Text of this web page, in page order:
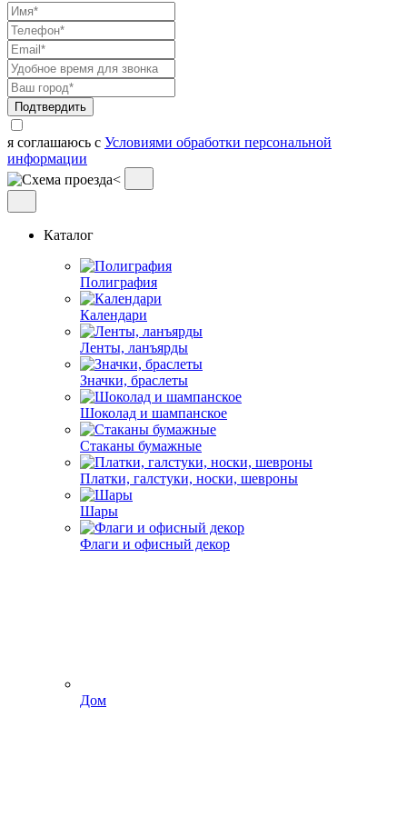
Подтвердить
я соглашаюсь с Условиями обработки персональной
информации
Каталог
Полиграфия
Календари
Ленты, ланъярды
Значки, браслеты
Шоколад и шампанское
Стаканы бумажные
Платки, галстуки, носки, шевроны
Шары
Флаги и офисный декор
Дом